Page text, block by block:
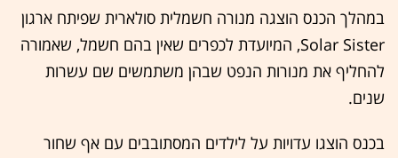
במהלך הכנס הוצגה מנורה חשמלית סולארית שפיתח ארגון
Solar Sister, המיועדת לכפרים שאין בהם חשמל, שאמורה
להחליף את מנורות הנפט שבהן משתמשים שם עשרות
שנים.
בכנס הוצגו עדויות על לילדים המסתובבים עם אף שחור